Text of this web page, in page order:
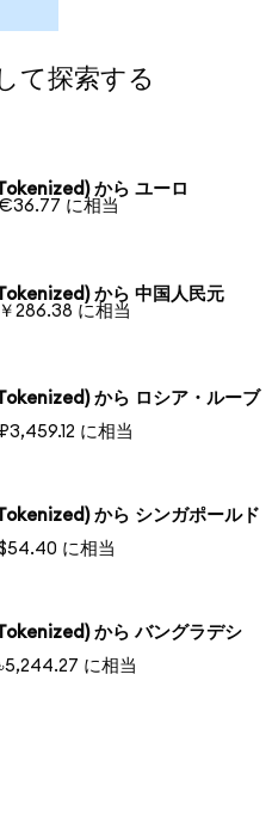
探索する
から ユーロ
に相当
から 中国人民元
286.38 に相当
から ロシア・ルーブ
に相当
から シンガポールド
に相当
から バングラデシ
に相当